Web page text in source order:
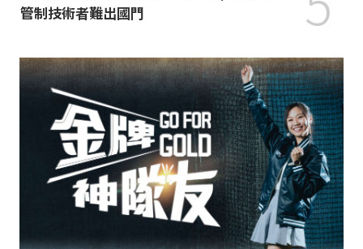
管制技術者難出國門